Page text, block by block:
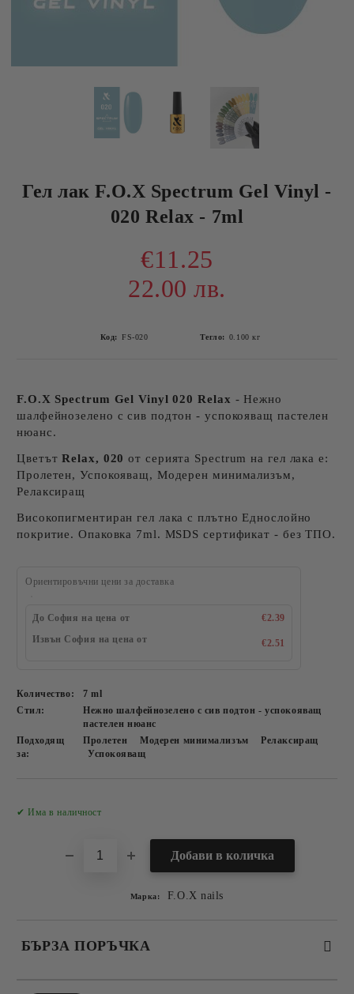
Гел лак F.O.X Spectrum Gel Vinyl -
020 Relax - 7ml
€11.25
22.00 лв.
Код: FS-020 Тегло: 0.100 кг
F.O.X Spectrum Gel Vinyl 020 Relax - Нежно
шалфейнозелено с сив подтон - успокояващ пастелен
нюанс.
ЦветътRelax, 020 от серията Spectrum на гел лака е:
Пролетен, Успокояващ, Модерен минимализъм,
Релаксиращ
Високопигментиран гел лака с плътно Еднослойно
покритие. Опаковка 7ml. MSDS сертификат - без ТПО.
Ориентировъчни цени за доставка
До София на цена от
€2.39
Извън София на цена от
€2.51
Количество:
7 ml
Стил:
Нежно шалфейнозелено с сив подтон - успокояващ
пастелен нюанс
Подходящ
за:
Пролетен Модерен минимализъм
Релаксиращ
Успокояващ
✔ Има в наличност
Марка: F.O.X nails
БЪРЗА ПОРЪЧКА